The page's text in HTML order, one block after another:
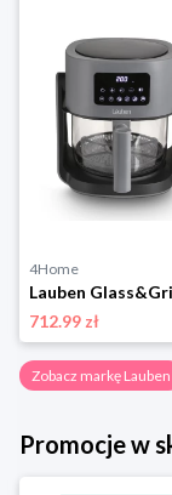
4Home
712.99 zł
Zobacz markę Lauben
Promocje w